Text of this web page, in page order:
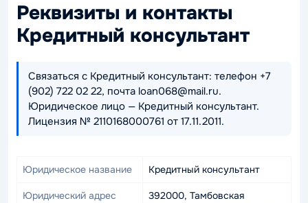
Реквизиты и контакты
Кредитный консультант
Связаться с Кредитный консультант: телефон +7
(902) 722 02 22, почта loan068@mail.ru.
Юридическое лицо — Кредитный консультант.
Лицензия № 2110168000761 от 17.11.2011.
Юридическое название Кредитный консультант
Юридический адрес
392000, Тамбовская